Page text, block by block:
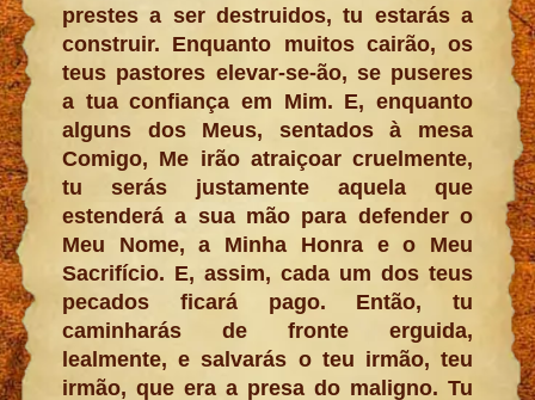
prestes a ser destruidos, tu estarás a
construir. Enquanto muitos cairão, os
teus pastores elevar-se-ão, se puseres
a tua confiança em Mim. E, enquanto
alguns dos Meus, sentados à mesa
Comigo, Me irão atraiçoar cruelmente,
tu serás justamente aquela que
estenderá a sua mão para defender o
Meu Nome, a Minha Honra e o Meu
Sacrifício. E, assim, cada um dos teus
pecados ficará pago. Então, tu
caminharás de fronte erguida,
lealmente, e salvarás o teu irmão, teu
irmão, que era a presa do maligno. Tu